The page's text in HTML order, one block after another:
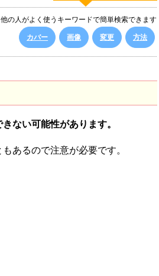
他の人がよく使うキーワードで簡単検索できます
カバー 画像 変更 方法
ない可能性があります。
あるので注意が必要です。